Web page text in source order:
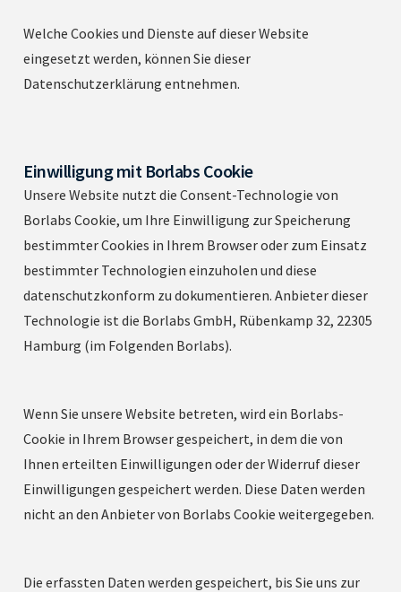
Welche Cookies und Dienste auf dieser Website
eingesetzt werden, können Sie dieser
Datenschutzerklärung entnehmen.
Einwilligung mit Borlabs Cookie
Unsere Website nutzt die Consent-Technologie von
Borlabs Cookie, um Ihre Einwilligung zur Speicherung
bestimmter Cookies in Ihrem Browser oder zum Einsatz
bestimmter Technologien einzuholen und diese
datenschutzkonform zu dokumentieren. Anbieter dieser
Technologie ist die Borlabs GmbH, Rübenkamp 32, 22305
Hamburg (im Folgenden Borlabs).
Wenn Sie unsere Website betreten, wird ein Borlabs-
Cookie in Ihrem Browser gespeichert, in dem die von
Ihnen erteilten Einwilligungen oder der Widerruf dieser
Einwilligungen gespeichert werden. Diese Daten werden
nicht an den Anbieter von Borlabs Cookie weitergegeben.
Die erfassten Daten werden gespeichert, bis Sie uns zur